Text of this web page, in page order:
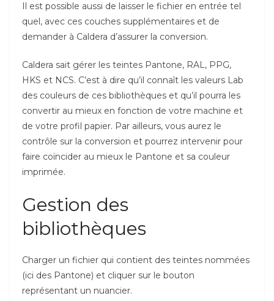
Il est possible aussi de laisser le fichier en entrée tel
quel, avec ces couches supplémentaires et de
demander à Caldera d’assurer la conversion.
Caldera sait gérer les teintes Pantone, RAL, PPG,
HKS et NCS. C’est à dire qu’il connaît les valeurs Lab
des couleurs de ces bibliothèques et qu’il pourra les
convertir au mieux en fonction de votre machine et
de votre profil papier. Par ailleurs, vous aurez le
contrôle sur la conversion et pourrez intervenir pour
faire coïncider au mieux le Pantone et sa couleur
imprimée.
Gestion des
bibliothèques
Charger un fichier qui contient des teintes nommées
(ici des Pantone) et cliquer sur le bouton
représentant un nuancier.